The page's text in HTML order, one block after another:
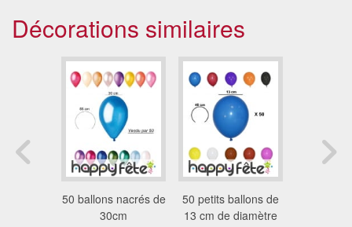
Décorations similaires
50 ballons nacrés de
30cm
50 petits ballons de
13 cm de diamètre